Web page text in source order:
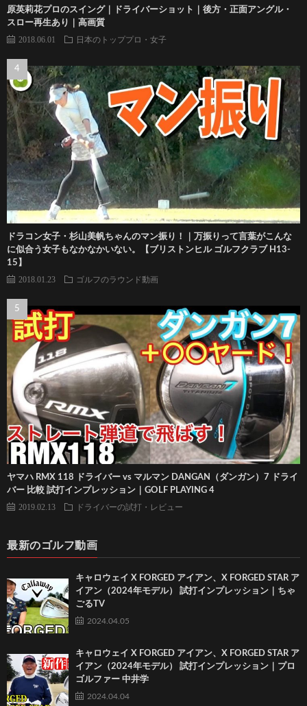
原英莉花プロのスイング｜ドライバーショット｜後方・正面アングル・
スロー再生あり｜高画質
2018.06.01 日本のトッププロ・女子
ドラコン女子・杉山美帆ちゃんのマン振り！｜万振りって言葉がこんな
に似合う女子もなかなかいない。【ブリストンヒル ゴルフクラブ H13-
15】
2018.01.23 ゴルフのラウンド動画
ヤマハ RMX 118 ドライバー vs マルマン DANGAN（ダンガン）7 ドライ
バー 比較 試打インプレッション｜GOLF PLAYING 4
2019.02.13 ドライバーの試打・レビュー
最新のゴルフ動画
キャロウェイ X FORGED アイアン、X FORGED STAR ア
イアン（2024年モデル） 試打インプレッション｜ちゃ
ごるTV
2024.04.05
キャロウェイ X FORGED アイアン、X FORGED STAR ア
イアン（2024年モデル） 試打インプレッション｜プロ
ゴルファー 中井学
2024.04.04